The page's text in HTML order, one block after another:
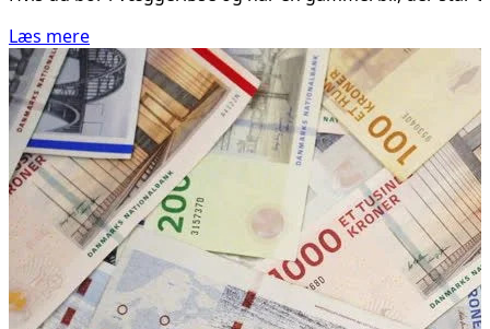
Læs mere